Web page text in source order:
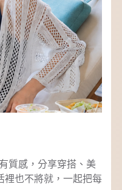
質感，分享穿搭、美
裡也不將就，一起把每